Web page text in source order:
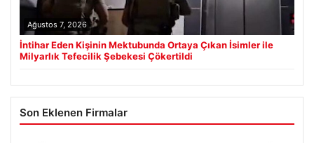
Ağustos 7, 2026
İntihar Eden Kişinin Mektubunda Ortaya Çıkan İsimler ile
Milyarlık Tefecilik Şebekesi Çökertildi
Son Eklenen Firmalar